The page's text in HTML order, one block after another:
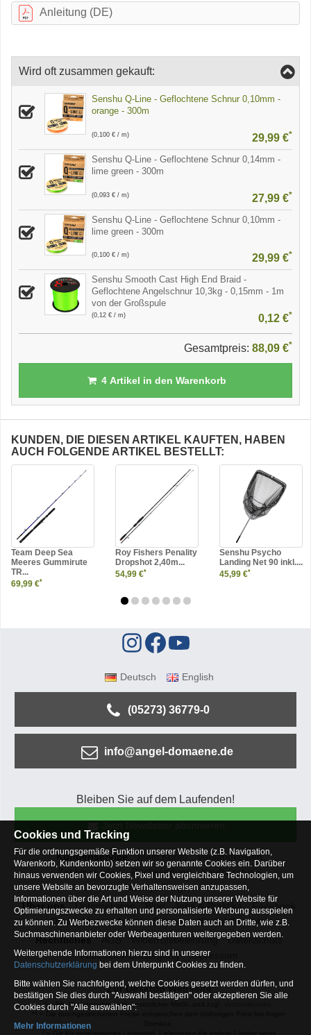
Anleitung (DE)
Wird oft zusammen gekauft:
Senshu Q-Line - Geflochtene Schnur 0,10mm -
orange - 300m
(0,100 € / m) 29,99 €*
Senshu Q-Line - Geflochtene Schnur 0,14mm -
lime green - 300m
(0,093 € / m) 27,99 €*
Senshu Q-Line - Geflochtene Schnur 0,10mm -
lime green - 300m
(0,100 € / m) 29,99 €*
Senshu Smooth Cast High End Braid -
Geflochtene Angelschnur 10,3kg - 0,15mm - 1m
von der Großspule
(0,12 € / m) 0,12 €*
Gesamtpreis: 88,09 €*
4Artikel in den Warenkorb
KUNDEN, DIE DIESEN ARTIKEL KAUFTEN, HABEN
AUCH FOLGENDE ARTIKEL BESTELLT:
Team Deep Sea
Meeres Gummirute
TR...
69,99 €*
Roy Fishers Penality
Dropshot 2,40m...
54,99 €*
Senshu Psycho
Landing Net 90 inkl....
45,99 €*
Deutsch English
(05273) 36779-0
info@angel-domaene.de
Bleiben Sie auf dem Laufenden!
Kundenservice Mein Konto
Versandkosten
Zahlungsarten
Rücksendung
Kaufberatung
Häufige Fragen
Über uns
Unternehmen Blog Jobs & Praktika
Facebook
Osterfeldsee
Archiv Sitemap
Kontaktformular
Rechtliches
AGB Widerrufsbelehrung
Datenschutz
Altbatterie-Entsorgung
Impressum
Zur Desktop Webseite
* = Alle Preisangaben inkl. gesetzlicher MwSt. und zzgl.
Cookies und Tracking
Für die ordnungsgemäße Funktion unserer Website (z.B. Navigation,
Warenkorb, Kundenkonto) setzen wir so genannte Cookies ein. Darüber
hinaus verwenden wir Cookies, Pixel und vergleichbare Technologien, um
unsere Website an bevorzugte Verhaltensweisen anzupassen,
Informationen über die Art und Weise der Nutzung unserer Website für
Optimierungszwecke zu erhalten und personalisierte Werbung ausspielen
zu können. Zu Werbezwecke können diese Daten auch an Dritte, wie z.B.
Suchmaschinenanbieter oder Werbeagenturen weitergegeben werden.
Weitergehende Informationen hierzu sind in unserer
Datenschutzerklärung bei dem Unterpunkt Cookies zu finden.
Bitte wählen Sie nachfolgend, welche Cookies gesetzt werden dürfen, und
bestätigen Sie dies durch "Auswahl bestätigen" oder akzeptieren Sie alle
Cookies durch "Alle auswählen":
Mehr Informationen